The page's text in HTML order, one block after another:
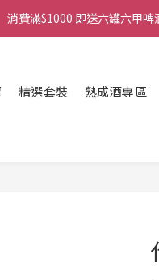
運費。工作日 14:00截單, 翌日
精選套裝 熟成酒專區